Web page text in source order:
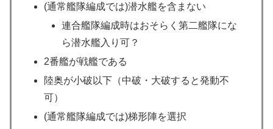
(通常艦隊編成では)潜水艦を含まない
連合艦隊編成時はおそらく第二艦隊にな
ら潜水艦入り可？
2番艦が戦艦である
陸奥が小破以下（中破・大破すると発動不
可）
(通常艦隊編成では)梯形陣を選択